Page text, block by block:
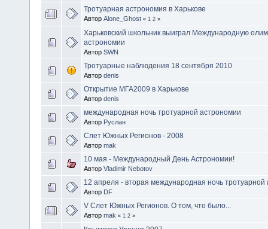
Тротуарная астрономия в Харькове
Автор Alone_Ghost « 1 2 »
Харьковский школьник выиграл Международную
астрономии
Автор SWN
Тротуарные наблюдения 18 сентября 2010
Автор denis
Открытие МГА2009 в Харькове
Автор denis
международная ночь тротуарной астрономии
Автор Руслан
Слет Южных Регионов - 2008
Автор mak
10 мая - Международный День Астрономии!
Автор Vladimir Nebotov
12 апреля - вторая международная ночь тротуарной
Автор DF
V Слет Южных Регионов. О том, что было...
Автор mak « 1 2 »